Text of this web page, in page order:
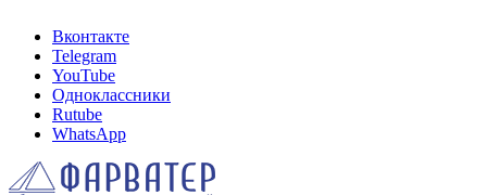
Вконтакте
Telegram
YouTube
Одноклассники
Rutube
WhatsApp